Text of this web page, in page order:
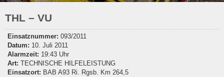
THL – VU
Einsatznummer: 093/2011
Datum: 10. Juli 2011
Alarmzeit: 19:43 Uhr
Art: TECHNISCHE HILFELEISTUNG
Einsatzort: BAB A93 Ri. Rgsb. Km 264,5